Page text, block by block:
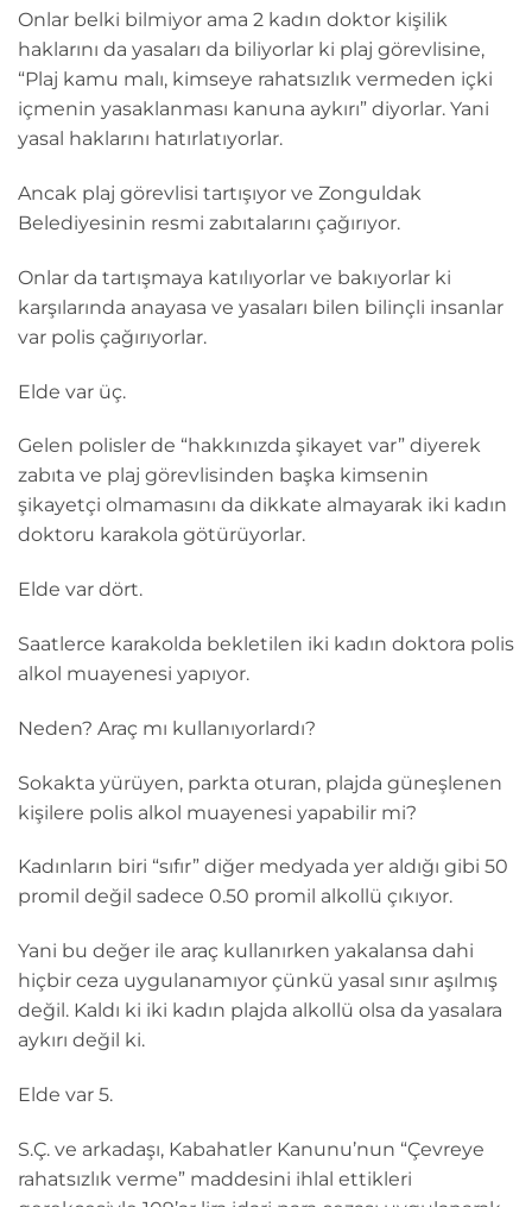
Onlar belki bilmiyor ama 2 kadın doktor kişilik
haklarını da yasaları da biliyorlar ki plaj görevlisine,
“Plaj kamu malı, kimseye rahatsızlık vermeden içki
içmenin yasaklanması kanuna aykırı” diyorlar. Yani
yasal haklarını hatırlatıyorlar.
Ancak plaj görevlisi tartışıyor ve Zonguldak
Belediyesinin resmi zabıtalarını çağırıyor.
Onlar da tartışmaya katılıyorlar ve bakıyorlar ki
karşılarında anayasa ve yasaları bilen bilinçli insanlar
var polis çağırıyorlar.
Elde var üç.
Gelen polisler de “hakkınızda şikayet var” diyerek
zabıta ve plaj görevlisinden başka kimsenin
şikayetçi olmamasını da dikkate almayarak iki kadın
doktoru karakola götürüyorlar.
Elde var dört.
Saatlerce karakolda bekletilen iki kadın doktora polis
alkol muayenesi yapıyor.
Neden? Araç mı kullanıyorlardı?
Sokakta yürüyen, parkta oturan, plajda güneşlenen
kişilere polis alkol muayenesi yapabilir mi?
Kadınların biri “sıfır” diğer medyada yer aldığı gibi 50
promil değil sadece 0.50 promil alkollü çıkıyor.
Yani bu değer ile araç kullanırken yakalansa dahi
hiçbir ceza uygulanamıyor çünkü yasal sınır aşılmış
değil. Kaldı ki iki kadın plajda alkollü olsa da yasalara
aykırı değil ki.
Elde var 5.
S.Ç. ve arkadaşı, Kabahatler Kanunu’nun “Çevreye
rahatsızlık verme” maddesini ihlal ettikleri